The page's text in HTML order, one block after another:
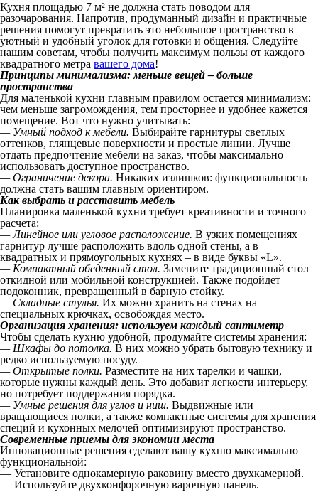
Кухня площадью 7 м² не должна стать поводом для
разочарования. Напротив, продуманный дизайн и практичные
решения помогут превратить это небольшое пространство в
уютный и удобный уголок для готовки и общения. Следуйте
нашим советам, чтобы получить максимум пользы от каждого
квадратного метра вашего дома!
Принципы минимализма: меньше вещей – больше
пространства
Для маленькой кухни главным правилом остается минимализм:
чем меньше загромождения, тем просторнее и удобнее кажется
помещение. Вот что нужно учитывать:
— Умный подход к мебели. Выбирайте гарнитуры светлых
оттенков, глянцевые поверхности и простые линии. Лучше
отдать предпочтение мебели на заказ, чтобы максимально
использовать доступное пространство.
— Ограничение декора. Никаких излишков: функциональность
должна стать вашим главным ориентиром.
Как выбрать и расставить мебель
Планировка маленькой кухни требует креативности и точного
расчета:
— Линейное или угловое расположение. В узких помещениях
гарнитур лучше расположить вдоль одной стены, а в
квадратных и прямоугольных кухнях – в виде буквы «L».
— Компактный обеденный стол. Замените традиционный стол
откидной или мобильной конструкцией. Также подойдет
подоконник, превращенный в барную стойку.
— Складные стулья. Их можно хранить на стенах на
специальных крючках, освобождая место.
Организация хранения: используем каждый сантиметр
Чтобы сделать кухню удобной, продумайте системы хранения:
— Шкафы до потолка. В них можно убрать бытовую технику и
редко используемую посуду.
— Открытые полки. Разместите на них тарелки и чашки,
которые нужны каждый день. Это добавит легкости интерьеру,
но потребует поддержания порядка.
— Умные решения для углов и ниш. Выдвижные или
вращающиеся полки, а также компактные системы для хранения
специй и кухонных мелочей оптимизируют пространство.
Современные приемы для экономии места
Инновационные решения сделают вашу кухню максимально
функциональной:
— Установите однокамерную раковину вместо двухкамерной.
— Используйте двухконфорочную варочную панель.